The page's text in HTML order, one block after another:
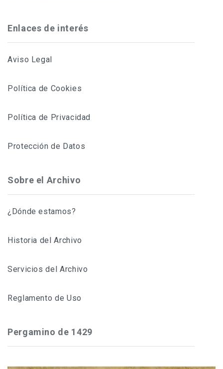
Enlaces de interés
Aviso Legal
Política de Cookies
Política de Privacidad
Protección de Datos
Sobre el Archivo
¿Dónde estamos?
Historia del Archivo
Servicios del Archivo
Reglamento de Uso
Pergamino de 1429